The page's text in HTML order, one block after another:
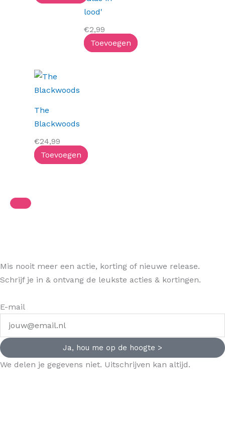
lood'
€2,99
Toevoegen
The
Blackwoods
€24,99
Toevoegen
Mis nooit meer een actie, korting of nieuwe release.
Schrijf je in & ontvang de leukste acties & kortingen.
E-mail
Ja, hou me op de hoogte >
We delen je gegevens niet. Uitschrijven kan altijd.